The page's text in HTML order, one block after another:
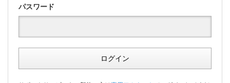
パスワード
ログイン